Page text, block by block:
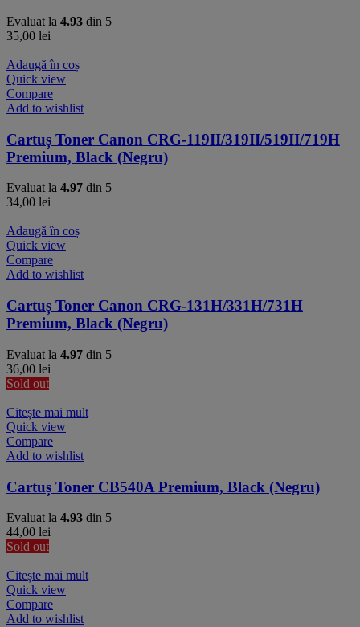
Evaluat la 4.93 din 5
35,00 lei
Adaugă în coș
Quick view
Compare
Add to wishlist
Cartuș Toner Canon CRG-119II/319II/519II/719H
Premium, Black (Negru)
Evaluat la 4.97 din 5
34,00 lei
Adaugă în coș
Quick view
Compare
Add to wishlist
Cartuș Toner Canon CRG-131H/331H/731H
Premium, Black (Negru)
Evaluat la 4.97 din 5
36,00 lei
Sold out
Citește mai mult
Quick view
Compare
Add to wishlist
Cartuș Toner CB540A Premium, Black (Negru)
Evaluat la 4.93 din 5
44,00 lei
Sold out
Citește mai mult
Quick view
Compare
Add to wishlist